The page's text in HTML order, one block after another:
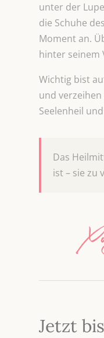
unter der
die Schuhe
Moment an.
hinter seinem
Wichtig bist
und
Seelenheil
Das
ist – sie zu
Jetzt